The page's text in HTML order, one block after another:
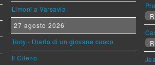
Limoni a Varsavia
27 agosto 2026
Tony - Diario di un giovane cuoco
Il Cileno